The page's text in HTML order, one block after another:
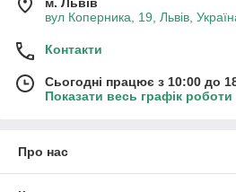
м. Львів
вул Коперника, 19, Львів,
Контакти
Сьогодні працює з 10:00 до
Показати весь графік роботи
Про нас